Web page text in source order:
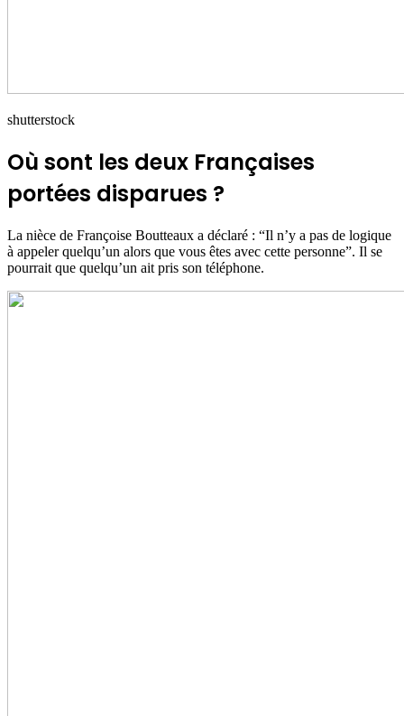
shutterstock
Où sont les deux Françaises
portées disparues ?
La nièce de Françoise Boutteaux a déclaré : “Il n’y a pas de logique
à appeler quelqu’un alors que vous êtes avec cette personne”. Il se
pourrait que quelqu’un ait pris son téléphone.